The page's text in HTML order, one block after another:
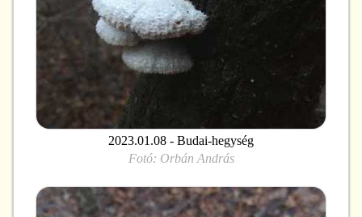
2023.01.08 - Budai-hegység
Fotó: Orbán András